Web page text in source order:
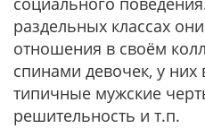
раздельных классах
отношения в своём
спинами девочек, у них
типичные мужские
решительность и т.п.